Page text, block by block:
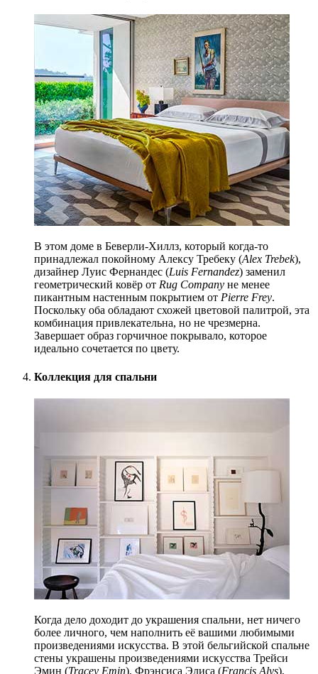
В этом доме в Беверли-Хиллз, который когда-то
принадлежал покойному Алексу Требеку (Alex Trebek),
дизайнер Луис Фернандес (Luis Fernandez) заменил
геометрический ковёр от Rug Company не менее
пикантным настенным покрытием от Pierre Frey.
Поскольку оба обладают схожей цветовой палитрой, эта
комбинация привлекательна, но не чрезмерна.
Завершает образ горчичное покрывало, которое
идеально сочетается по цвету.
Коллекция для спальни
Когда дело доходит до украшения спальни, нет ничего
более личного, чем наполнить её вашими любимыми
произведениями искусства. В этой бельгийской спальне
стены украшены произведениями искусства Трейси
Эмин (Tracey Emin), Фрэнсиса Элиса (Francis Alys),